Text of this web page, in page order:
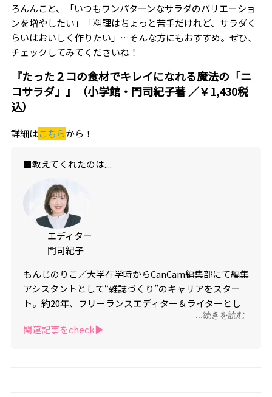
ろんんこと、「いつもワンパターンなサラダのバリエーショ
ンを増やしたい」「料理はちょっと苦手だけれど、サラダく
らいはおいしく作りたい」…そんな方にもおすすめ。ぜひ、
チェックしてみてくださいね！
『たった２コの食材でキレイになれる魔法の「ニ
コサラダ」』（小学館・門司紀子著 ／￥1,430税
込）
詳細はこちらから！
■教えてくれたのは....
エディター
門司紀子
もんじのりこ／大学在学時からCanCam編集部にて編集
アシスタントとして“雑誌づくり”のキャリアをスター
ト。約20年、フリーランスエディター＆ライターとし
て活動。趣味は料理とゴルフ。Instagram（アカウン
ト：norikomonji）でも、料理レシピや“mondeli”ケー
...続きを読む
関連記事をcheck▶︎